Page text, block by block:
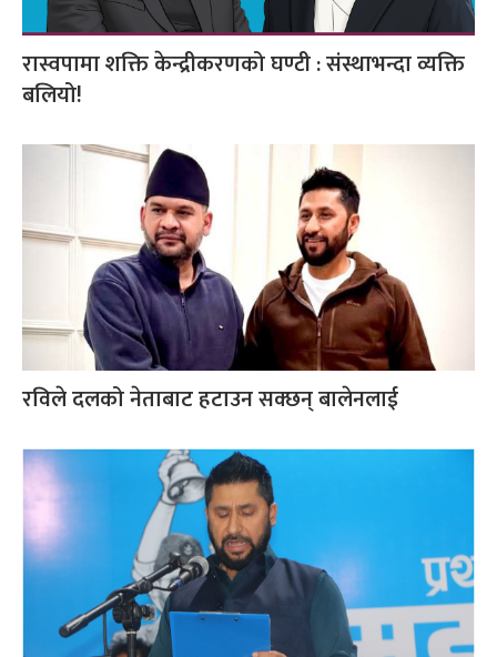
रास्वपामा शक्ति केन्द्रीकरणको घण्टी : संस्थाभन्दा व्यक्ति
बलियो!
रविले दलको नेताबाट हटाउन सक्छन् बालेनलाई